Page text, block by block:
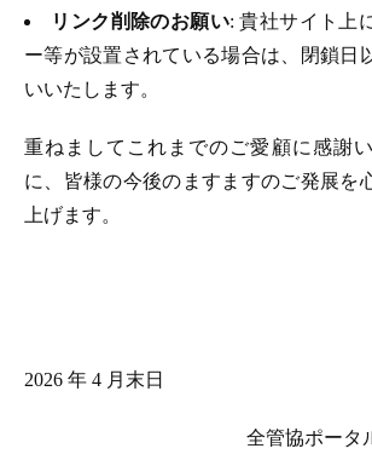
リンク削除のお願い: 貴社サイト上
ー等が設置されている場合は、閉鎖日
いいたします。
重ねましてこれまでのご愛顧に感謝
に、皆様の今後のますますのご発展を
上げます。
2026 年 4 月末日
全管協ポータ